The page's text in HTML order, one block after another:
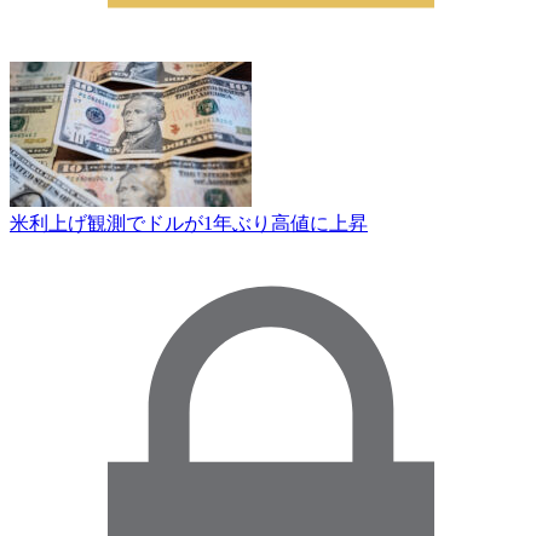
米利上げ観測でドルが1年ぶり高値に上昇